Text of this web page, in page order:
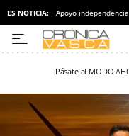
ES NOTICIA: Apoyo independencia
Pásate al MODO